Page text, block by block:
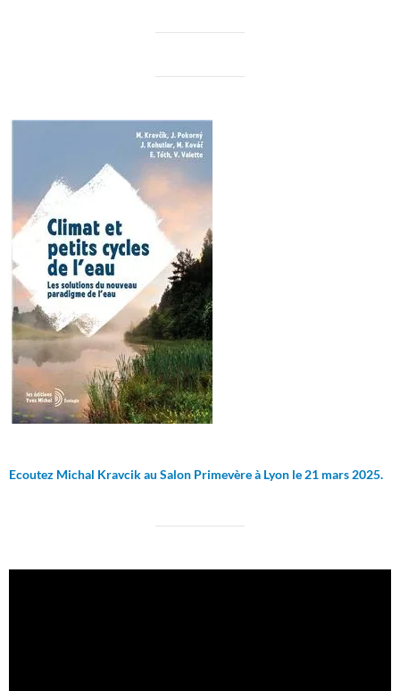
Ecoutez Michal Kravcik au Salon Primevère à Lyon le 21 mars 2025.